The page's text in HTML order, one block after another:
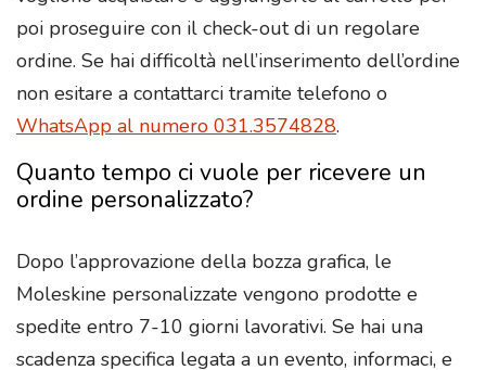
poi proseguire con il check-out di un regolare
ordine. Se hai difficoltà nell’inserimento dell’ordine
non esitare a contattarci tramite telefono o
WhatsApp al numero 031.3574828.
Quanto tempo ci vuole per ricevere un
ordine personalizzato?
Dopo l’approvazione della bozza grafica, le
Moleskine personalizzate vengono prodotte e
spedite entro 7-10 giorni lavorativi. Se hai una
scadenza specifica legata a un evento, informaci, e